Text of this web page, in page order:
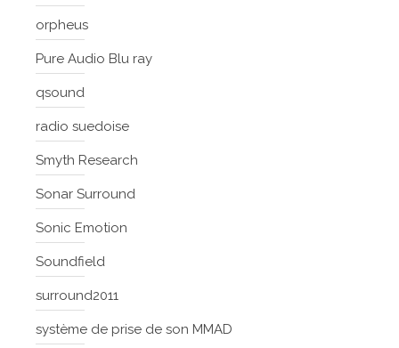
orpheus
Pure Audio Blu ray
qsound
radio suedoise
Smyth Research
Sonar Surround
Sonic Emotion
Soundfield
surround2011
système de prise de son MMAD